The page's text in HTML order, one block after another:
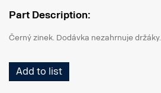
Part Description:
Černý zinek. Dodávka nezahrnuje držáky.
Add to list